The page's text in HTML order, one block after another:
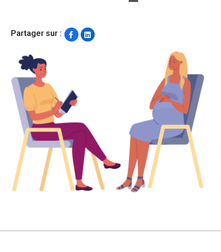
Partager sur :